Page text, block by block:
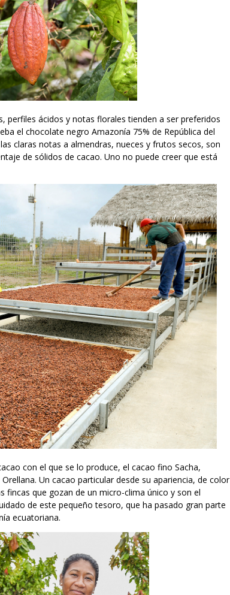
perfiles ácidos y notas florales tienden a ser preferidos
el chocolate negro Amazonía 75% de República del
claras notas a almendras, nueces y frutos secos, son
de sólidos de cacao. Uno no puede creer que está
con el que se lo produce, el cacao fino Sacha,
Un cacao particular desde su apariencia, de color
fincas que gozan de un micro-clima único y son el
de este pequeño tesoro, que ha pasado gran parte
ecuatoriana.